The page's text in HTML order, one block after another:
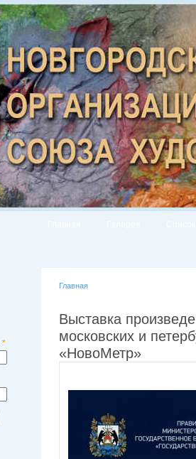
*
Главная
Выставка
московских и
«НовоМетр»